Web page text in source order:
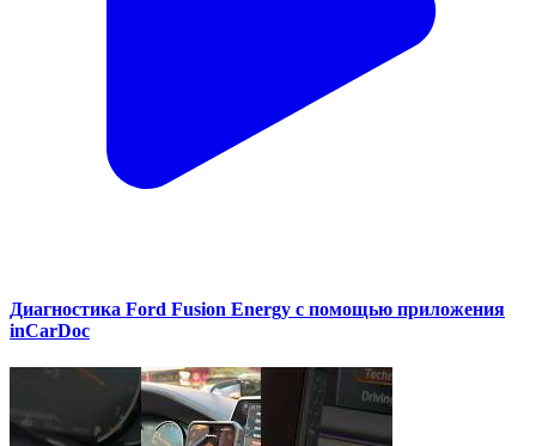
Диагностика Ford Fusion Energy с помощью приложения
inCarDoc